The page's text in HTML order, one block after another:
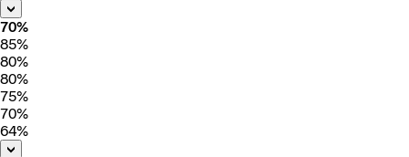
70%
85%
80%
80%
75%
70%
64%